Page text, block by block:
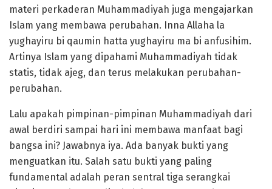
materi perkaderan Muhammadiyah juga mengajarkan
Islam yang membawa perubahan. Inna Allaha la
yughayiru bi qaumin hatta yughayiru ma bi anfusihim.
Artinya Islam yang dipahami Muhammadiyah tidak
statis, tidak ajeg, dan terus melakukan perubahan-
perubahan.
Lalu apakah pimpinan-pimpinan Muhammadiyah dari
awal berdiri sampai hari ini membawa manfaat bagi
bangsa ini? Jawabnya iya. Ada banyak bukti yang
menguatkan itu. Salah satu bukti yang paling
fundamental adalah peran sentral tiga serangkai